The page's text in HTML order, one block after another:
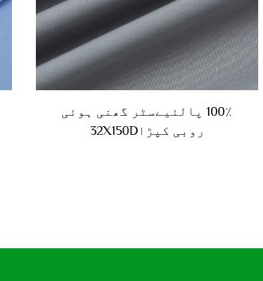
100٪ پالئیےسٹر گھنی ہوئی
روبی کپڑا32X150D